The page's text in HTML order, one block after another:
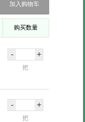
加入购物车
购买数量
- +
把
- +
把